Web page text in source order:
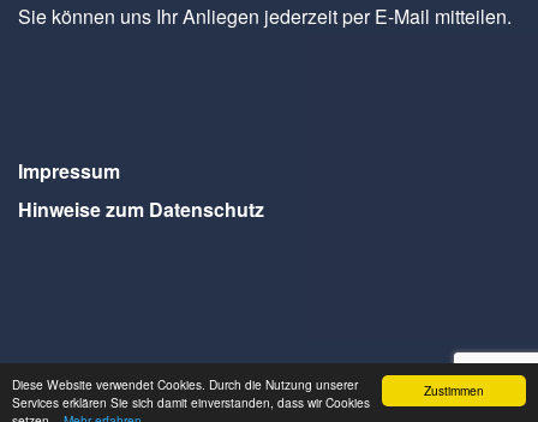
Zustimmen
Diese Website verwendet Cookies. Durch die Nutzung unserer
Services erklären Sie sich damit einverstanden, dass wir Cookies
Sie können uns Ihr Anliegen jederzeit per E-Mail mitteilen.
Impressum
Hinweise zum Datenschutz
Webdesign Seventum